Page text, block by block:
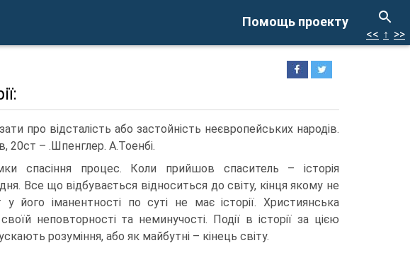
Помощь проекту
<< ↑ >>
про відсталість або застойність неєвропейських народів.
20ст – .Шпенглер. А.Тоенбі.
спасіння процес. Коли прийшов спаситель – історія
Все що відбувається відноситься до світу, кінця якому не
його іманентності по суті не має історії. Християнська
неповторності та неминучості. Події в історії за цією
розуміння, або як майбутні – кінець світу.